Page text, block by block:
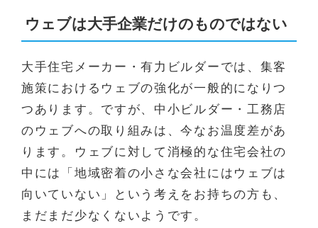
ウェブは大手企業だけのものではない
大手住宅メーカー・有力ビルダーでは、集客
施策におけるウェブの強化が一般的になりつ
つあります。ですが、中小ビルダー・工務店
のウェブへの取り組みは、今なお温度差があ
ります。ウェブに対して消極的な住宅会社の
中には「地域密着の小さな会社にはウェブは
向いていない」という考えをお持ちの方も、
まだまだ少なくないようです。